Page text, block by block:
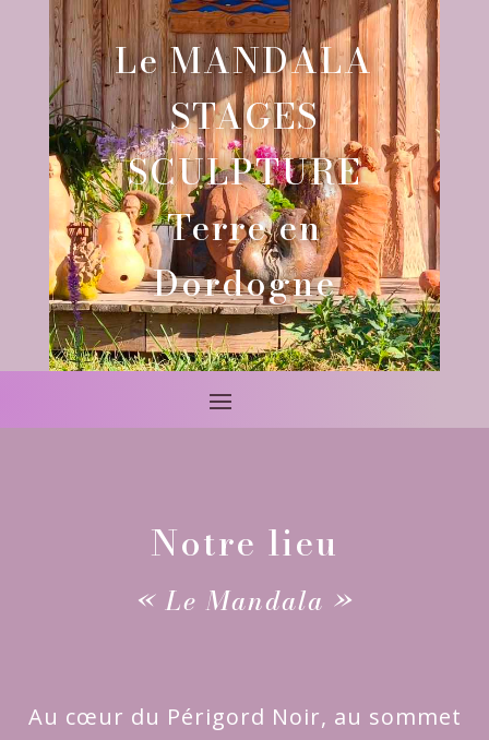
Le MANDALA
STAGES
SCULPTURE
Terre en
Dordogne
Notre lieu
« Le Mandala »
Au cœur du Périgord Noir, au sommet